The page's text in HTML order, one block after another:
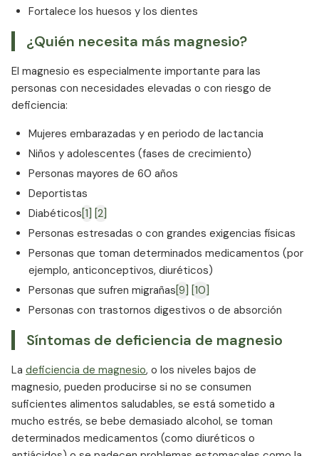
Fortalece los huesos y los dientes
¿Quién necesita más magnesio?
El magnesio es especialmente importante para las
personas con necesidades elevadas o con riesgo de
deficiencia:
Mujeres embarazadas y en periodo de lactancia
Niños y adolescentes (fases de crecimiento)
Personas mayores de 60 años
Deportistas
Diabéticos [1]
[2]
Personas estresadas o con grandes exigencias físicas
Personas que toman determinados medicamentos (por
ejemplo, anticonceptivos, diuréticos)
Personas que sufren migrañas [9]
[10]
Personas con trastornos digestivos o de absorción
Síntomas de deficiencia de magnesio
La deficiencia de magnesio, o los niveles bajos de
magnesio, pueden producirse si no se consumen
suficientes alimentos saludables, se está sometido a
mucho estrés, se bebe demasiado alcohol, se toman
determinados medicamentos (como diuréticos o